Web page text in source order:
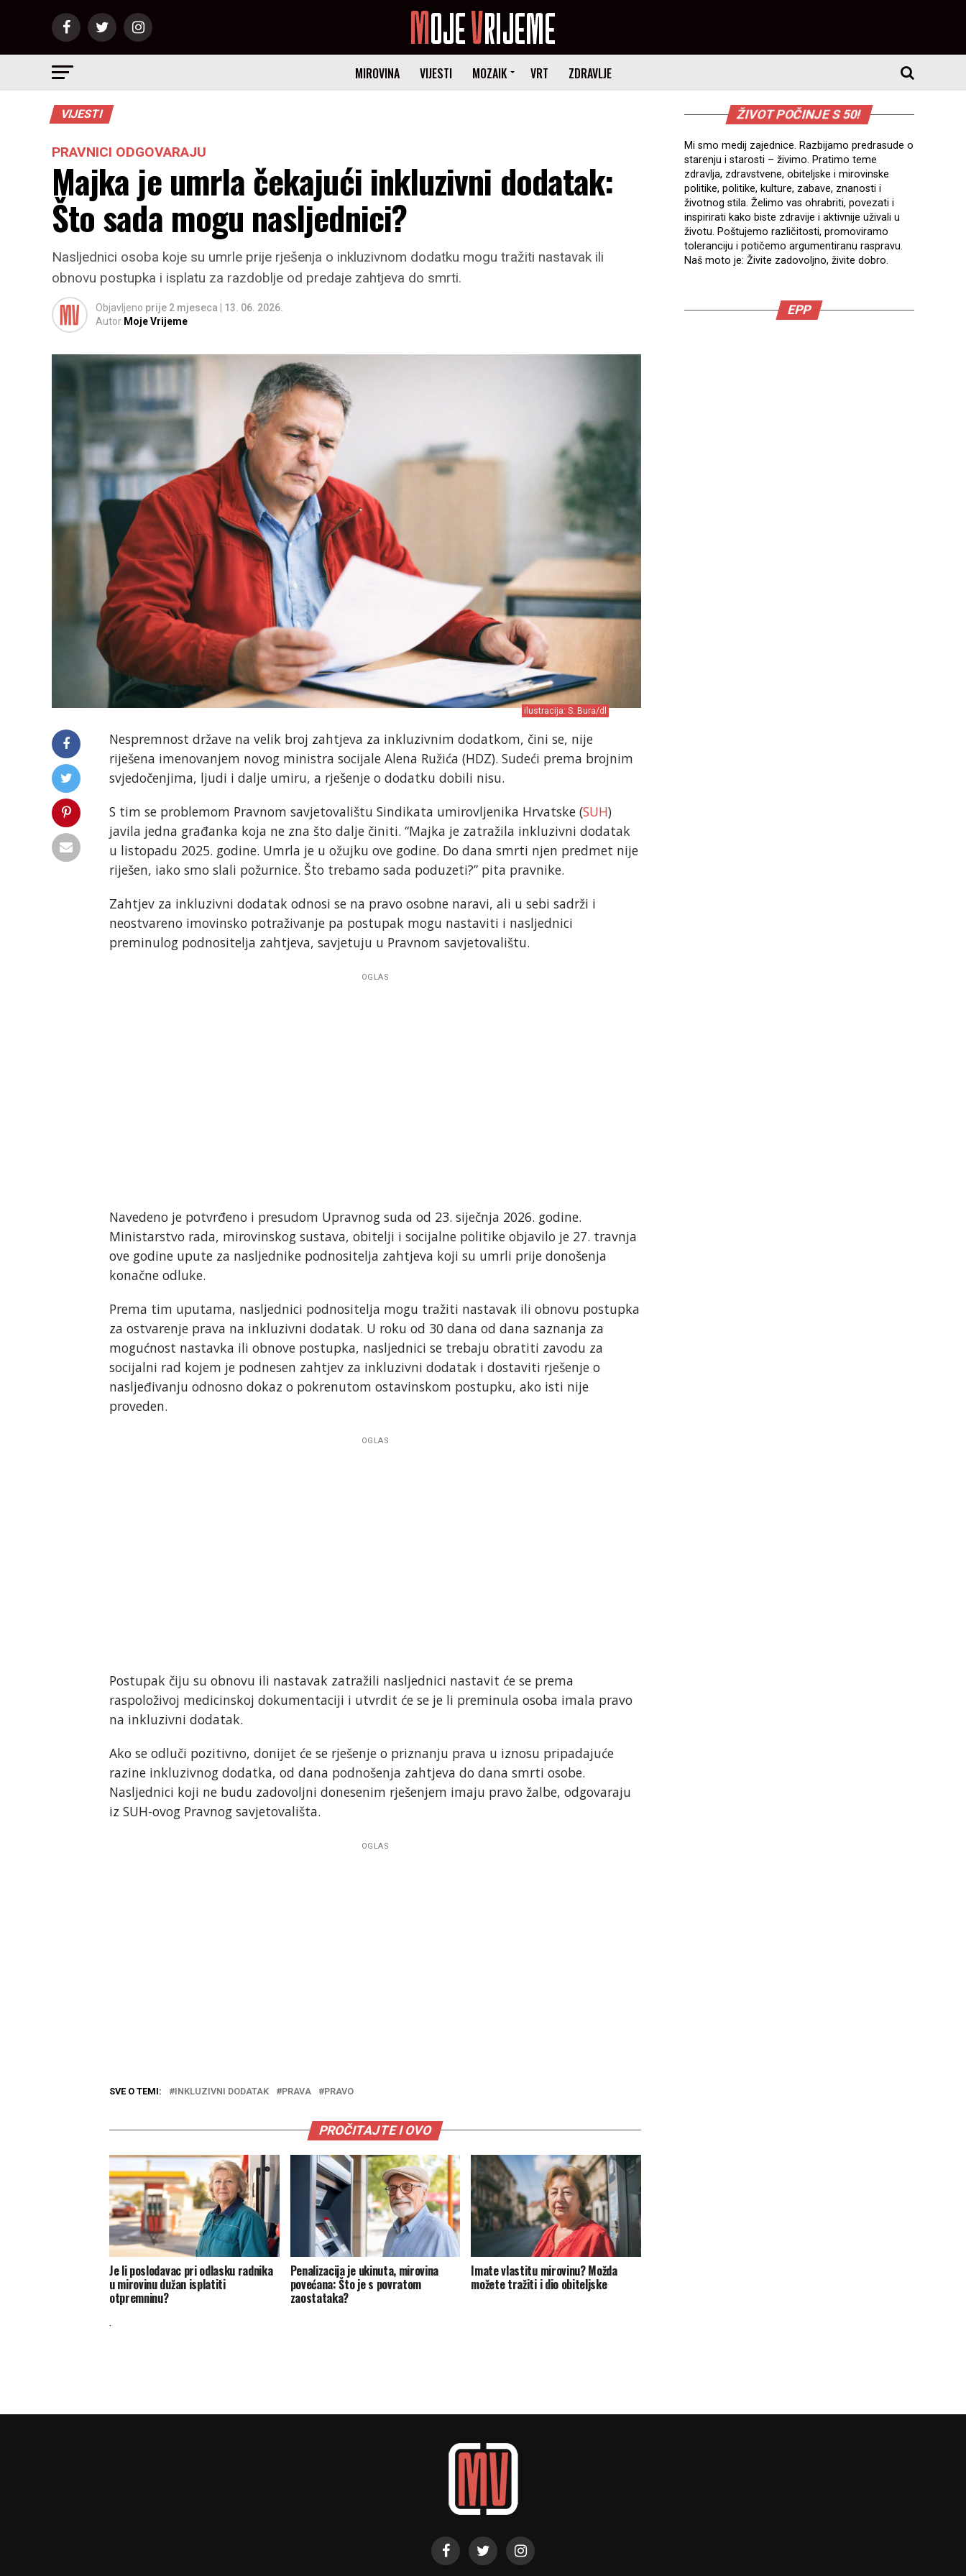
MIROVINA VIJESTI MOZAIK VRT ZDRAVLJE
VIJESTI
PRAVNICI ODGOVARAJU
Majka je umrla čekajući inkluzivni dodatak:
Što sada mogu nasljednici?
Nasljednici osoba koje su umrle prije rješenja o inkluzivnom dodatku mogu tražiti nastavak ili
obnovu postupka i isplatu za razdoblje od predaje zahtjeva do smrti.
Objavljeno prije 2 mjeseca
13. 06. 2026.
Autor Moje Vrijeme
ilustracija: S. Bura/dl
Nespremnost države na velik broj zahtjeva za inkluzivnim dodatkom, čini se, nije
riješena imenovanjem novog ministra socijale Alena Ružića (HDZ). Sudeći prema brojnim
svjedočenjima, ljudi i dalje umiru, a rješenje o dodatku dobili nisu.
S tim se problemom Pravnom savjetovalištu Sindikata umirovljenika Hrvatske (SUH)
javila jedna građanka koja ne zna što dalje činiti. “Majka je zatražila inkluzivni dodatak
u listopadu 2025. godine. Umrla je u ožujku ove godine. Do dana smrti njen predmet nije
riješen, iako smo slali požurnice. Što trebamo sada poduzeti?” pita pravnike.
Zahtjev za inkluzivni dodatak odnosi se na pravo osobne naravi, ali u sebi sadrži i
neostvareno imovinsko potraživanje pa postupak mogu nastaviti i nasljednici
preminulog podnositelja zahtjeva, savjetuju u Pravnom savjetovalištu.
OGLAS
Navedeno je potvrđeno i presudom Upravnog suda od 23. siječnja 2026. godine.
Ministarstvo rada, mirovinskog sustava, obitelji i socijalne politike objavilo je 27. travnja
ove godine upute za nasljednike podnositelja zahtjeva koji su umrli prije donošenja
konačne odluke.
Prema tim uputama, nasljednici podnositelja mogu tražiti nastavak ili obnovu postupka
za ostvarenje prava na inkluzivni dodatak. U roku od 30 dana od dana saznanja za
mogućnost nastavka ili obnove postupka, nasljednici se trebaju obratiti zavodu za
socijalni rad kojem je podnesen zahtjev za inkluzivni dodatak i dostaviti rješenje o
nasljeđivanju odnosno dokaz o pokrenutom ostavinskom postupku, ako isti nije
proveden.
OGLAS
Postupak čiju su obnovu ili nastavak zatražili nasljednici nastavit će se prema
raspoloživoj medicinskoj dokumentaciji i utvrdit će se je li preminula osoba imala pravo
na inkluzivni dodatak.
Ako se odluči pozitivno, donijet će se rješenje o priznanju prava u iznosu pripadajuće
razine inkluzivnog dodatka, od dana podnošenja zahtjeva do dana smrti osobe.
Nasljednici koji ne budu zadovoljni donesenim rješenjem imaju pravo žalbe, odgovaraju
iz SUH-ovog Pravnog savjetovališta.
OGLAS
SVE O TEMI: INKLUZIVNI DODATAK PRAVA PRAVO
PROČITAJTE I OVO
Je li poslodavac pri odlasku radnika
u mirovinu dužan isplatiti
otpremninu?
Penalizacija je ukinuta, mirovina
povećana: Što je s povratom
zaostataka?
Imate vlastitu mirovinu? Možda
možete tražiti i dio obiteljske
.
ŽIVOT POČINJE S 50!
Mi smo medij zajednice. Razbijamo predrasude o
starenju i starosti – živimo. Pratimo teme
zdravlja, zdravstvene, obiteljske i mirovinske
politike, politike, kulture, zabave, znanosti i
životnog stila. Želimo vas ohrabriti, povezati i
inspirirati kako biste zdravije i aktivnije uživali u
životu. Poštujemo različitosti, promoviramo
toleranciju i potičemo argumentiranu raspravu.
Naš moto je: Živite zadovoljno, živite dobro.
EPP